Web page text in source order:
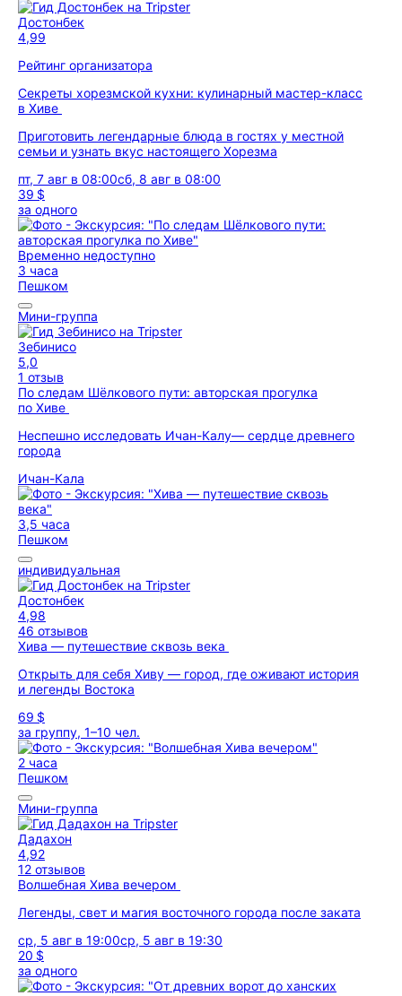
Достонбек
4,99
Рейтинг организатора
Секреты хорезмской кухни: кулинарный мастер-класс
в Хиве
Приготовить легендарные блюда в гостях у местной
семьи и узнать вкус настоящего Хорезма
пт, 7 авг в 08:00сб, 8 авг в 08:00
39 $
за одного
Временно недоступно
3 часа
Пешком
Мини-группа
Зебинисо
5,0
1 отзыв
По следам Шёлкового пути: авторская прогулка
по Хиве
Неспешно исследовать Ичан-Калу— сердце древнего
города
Ичан-Кала
3,5 часа
Пешком
индивидуальная
Достонбек
4,98
46 отзывов
Хива — путешествие сквозь века
Открыть для себя Хиву — город, где оживают история
и легенды Востока
69 $
за группу, 1–10 чел.
2 часа
Пешком
Мини-группа
Дадахон
4,92
12 отзывов
Волшебная Хива вечером
Легенды, свет и магия восточного города после заката
ср, 5 авг в 19:00ср, 5 авг в 19:30
20 $
за одного